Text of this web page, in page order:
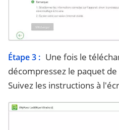
Étape 3 : Une fois le
décompressez le paquet
Suivez les instructions à